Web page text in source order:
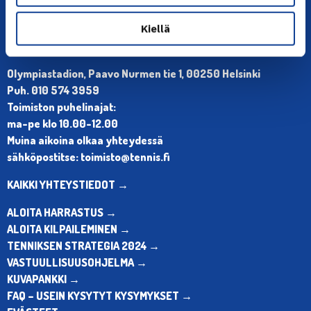
Kiellä
YHTEYSTIEDOT
Olympiastadion, Paavo Nurmen tie 1, 00250 Helsinki
Puh. 010 574 3959
Toimiston puhelinajat:
ma-pe klo 10.00-12.00
Muina aikoina olkaa yhteydessä
sähköpostitse: toimisto@tennis.fi
KAIKKI YHTEYSTIEDOT →
ALOITA HARRASTUS →
ALOITA KILPAILEMINEN →
TENNIKSEN STRATEGIA 2024 →
VASTUULLISUUSOHJELMA →
KUVAPANKKI →
FAQ – USEIN KYSYTYT KYSYMYKSET →